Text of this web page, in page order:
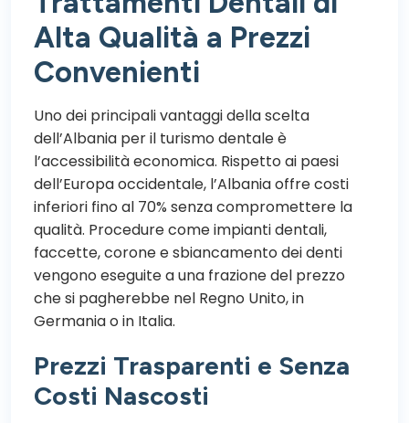
Alta Qualità a Prezzi
Convenienti
Uno dei principali vantaggi della scelta
dell’Albania per il turismo dentale è
l’accessibilità economica. Rispetto ai paesi
dell’Europa occidentale, l’Albania offre costi
inferiori fino al 70% senza compromettere la
qualità. Procedure comeimpianti dentali,
faccette,coronee sbiancamento dei denti
vengono eseguite a una frazione del prezzo
che si pagherebbe nel Regno Unito, in
Germania o in Italia.
Prezzi Trasparenti e Senza
Costi Nascosti